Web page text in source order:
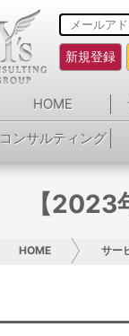
新規登録
HOME
コンサルティング
【
HOME サー